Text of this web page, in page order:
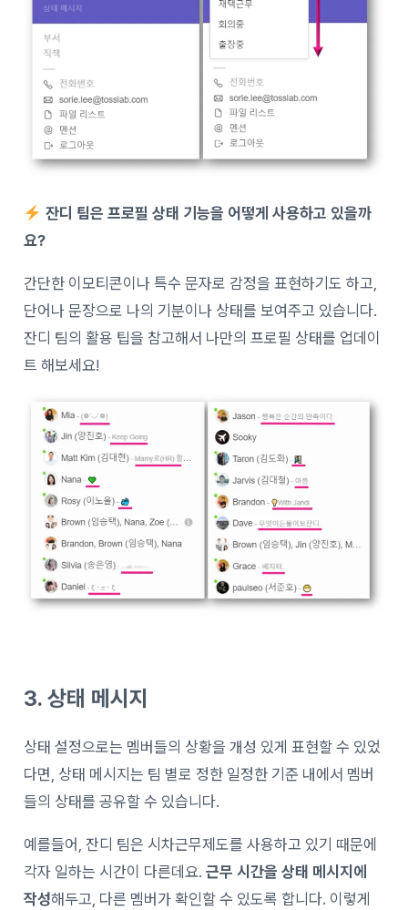
잔디 팀은 프로필 상태 기능을 어떻게 사용하고 있을까
요?
간단한 이모티콘이나 특수 문자로 감정을 표현하기도 하고,
단어나 문장으로 나의 기분이나 상태를 보여주고 있습니다.
잔디 팀의 활용 팁을 참고해서 나만의 프로필 상태를 업데이
트 해보세요!
3. 상태 메시지
상태 설정으로는 멤버들의 상황을 개성 있게 표현할 수 있었
다면, 상태 메시지는 팀 별로 정한 일정한 기준 내에서 멤버
들의 상태를 공유할 수 있습니다.
예를들어, 잔디 팀은 시차근무제도를 사용하고 있기 때문에
각자 일하는 시간이 다른데요.근무 시간을 상태 메시지에
작성해두고, 다른 멤버가 확인할 수 있도록 합니다. 이렇게